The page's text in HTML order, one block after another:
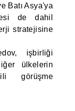
Batı Asya'ya
de dahil
stratejisine
işbirliği
ülkelerin
görüşme